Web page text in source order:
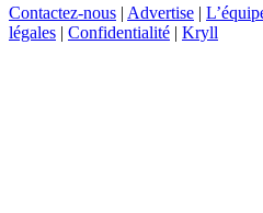
Contactez-nous | Advertise |
légales | Confidentialité | Kryll